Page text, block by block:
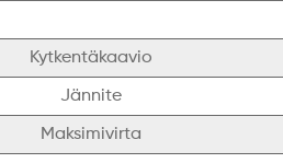
Kytkentäkaavio
Jännite
Maksimivirta